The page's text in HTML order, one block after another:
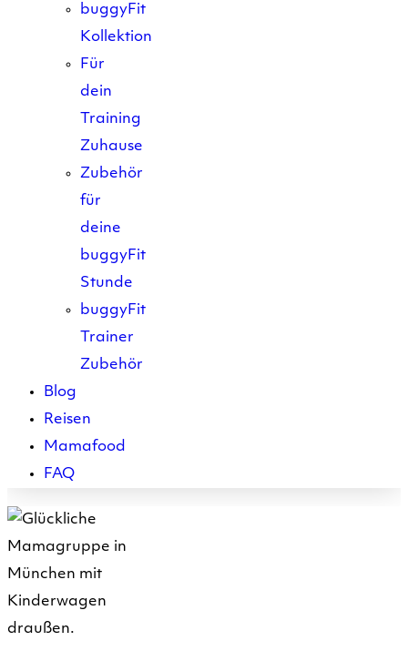
buggyFit
Kollektion
Für
dein
Training
Zuhause
Zubehör
für
deine
buggyFit
Stunde
buggyFit
Trainer
Zubehör
Blog
Reisen
Mamafood
FAQ